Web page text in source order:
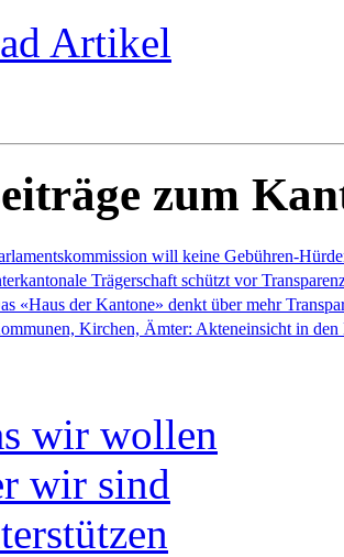
Artikel
zum
will keine Gebühren-
Trägerschaft schützt vor
«Haus der Kantone» denkt über mehr
Kirchen, Ämter: Akteneinsicht in den
wir wollen
wir sind